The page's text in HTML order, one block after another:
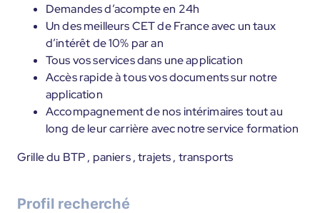
Demandes d’acompte en 24h
Un des meilleurs CET de France avec un taux
d’intérêt de 10% par an
Tous vos services dans une application
Accès rapide à tous vos documents sur notre
application
Accompagnement de nos intérimaires tout au
long de leur carrière avec notre service formation
Grille du BTP , paniers , trajets , transports
Profil recherché